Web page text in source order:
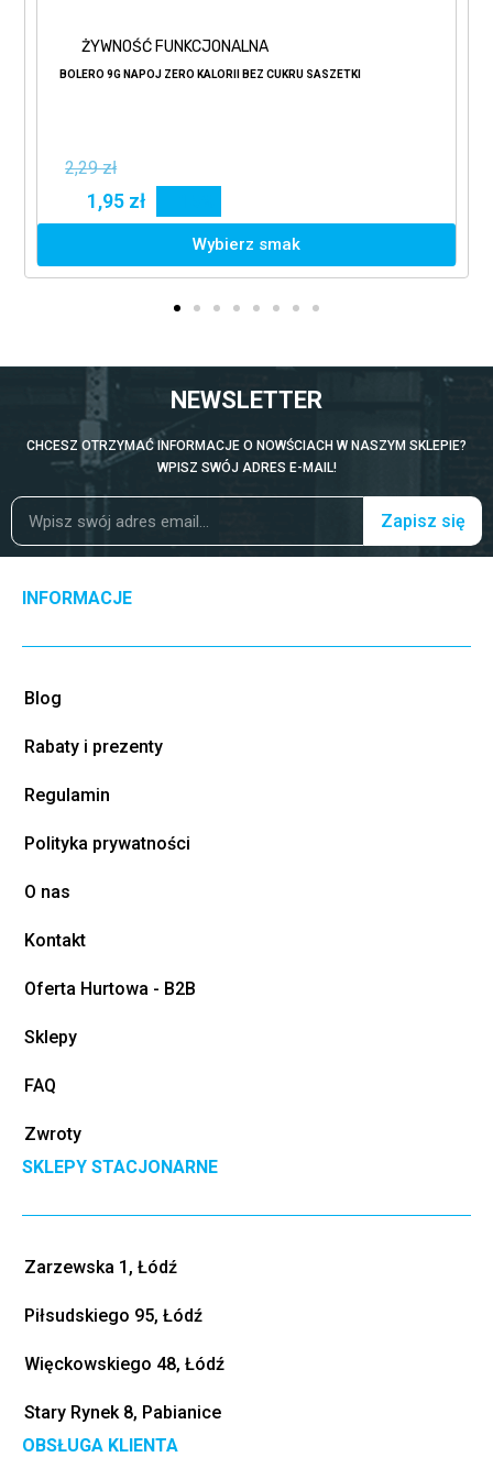
ŻYWNOŚĆ FUNKCJONALNA
BOLERO 9G NAPÓJ ZERO KALORII BEZ CUKRU SASZETKI
2,29 zł
1,95 zł
Wybierz smak
NEWSLETTER
CHCESZ OTRZYMAĆ INFORMACJE O NOWŚCIACH W NASZYM SKLEPIE?
WPISZ SWÓJ ADRES E-MAIL!
Zapisz się
INFORMACJE
Blog
Rabaty i prezenty
Regulamin
Polityka prywatności
O nas
Kontakt
Oferta Hurtowa - B2B
Sklepy
FAQ
Zwroty
SKLEPY STACJONARNE
Zarzewska 1, Łódź
Piłsudskiego 95, Łódź
Więckowskiego 48, Łódź
Stary Rynek 8, Pabianice
OBSŁUGA KLIENTA